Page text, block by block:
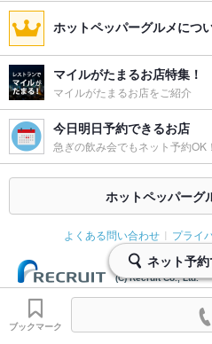
ホットペッパーグルメにつ
マイルがたまるお店特集！
マイルがたまるお店をご紹介
今日明日予約できるお店
急ぎの飲み会でもネット予約OK！
ホットペッパーグ
よくある問い合わせ プライ
(C) Recruit Co., Ltd.
ブックマーク
ネット予